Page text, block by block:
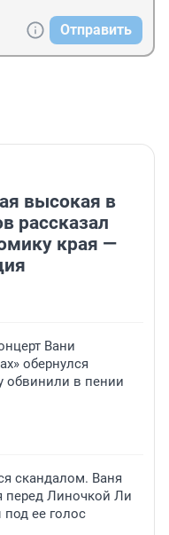
Отправить
высокая в
рассказал
края —
Вани
обернулся
обвинили в пении
скандалом. Ваня
перед Линочкой Ли
ее голос